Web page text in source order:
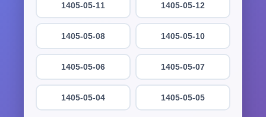
1405-05-12
1405-05-11
1405-05-10
1405-05-08
1405-05-07
1405-05-06
1405-05-05
1405-05-04